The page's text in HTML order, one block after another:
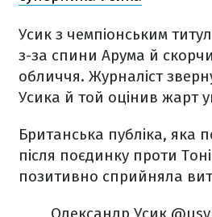
Усик з чемпіонським
з-за спини Арума й
обличчя. Журналіст
Усика й той оцінив жарт
Британська публіка, яка
після поєдинку проти
позитивно сприйняла